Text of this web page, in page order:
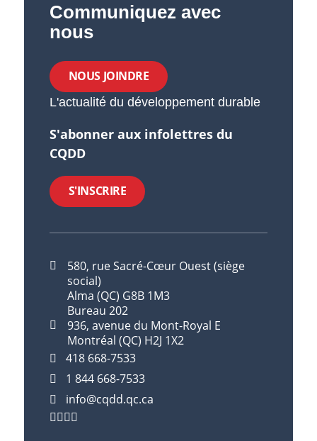
Communiquez avec
nous
NOUS JOINDRE
L'actualité du développement durable
S'abonner aux infolettres du
CQDD
S'INSCRIRE
580, rue Sacré-Cœur Ouest (siège
social)
Alma (QC) G8B 1M3
Bureau 202
936, avenue du Mont-Royal E
Montréal (QC) H2J 1X2
418 668-7533
1 844 668-7533
info@cqdd.qc.ca